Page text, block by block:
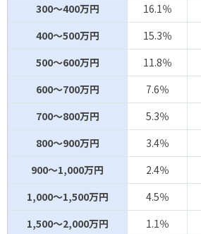
300～400万円
16.1％
400～500万円
15.3％
500～600万円
11.8％
600～700万円
7.6％
700～800万円
5.3％
800～900万円
3.4％
900～1,000万円
2.4％
1,000～1,500万円
4.5％
1,500～2,000万円
1.1％